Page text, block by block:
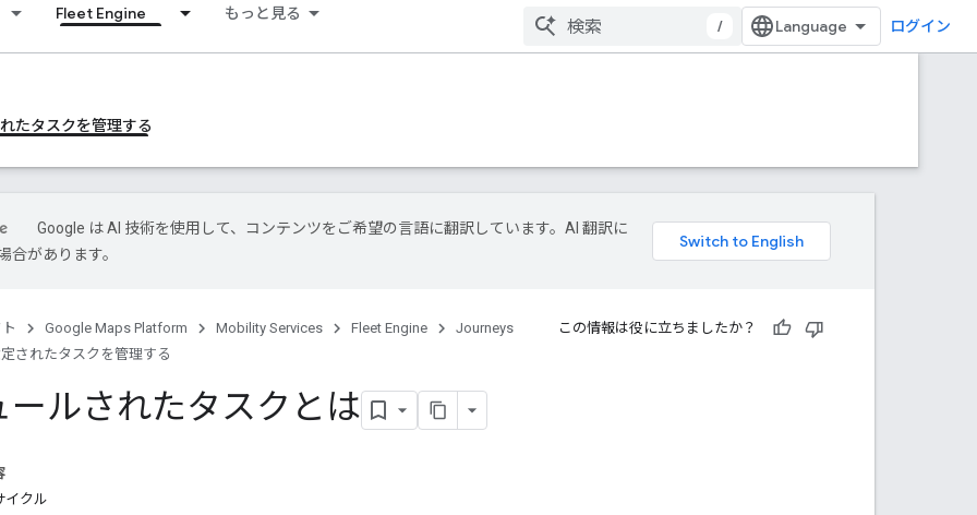
Fleet Engine もっと見る
/ ログイン
たタスクを管理する
Google は AI 技術を使用して、コンテンツをご希望の言語に翻訳しています。AI 翻訳に
合があります。
Google Maps Platform Mobility Services Fleet Engine
Journeys
定されたタスクを管理する
この情報は役に立ちましたか？
ールされたタスクとは
イクル